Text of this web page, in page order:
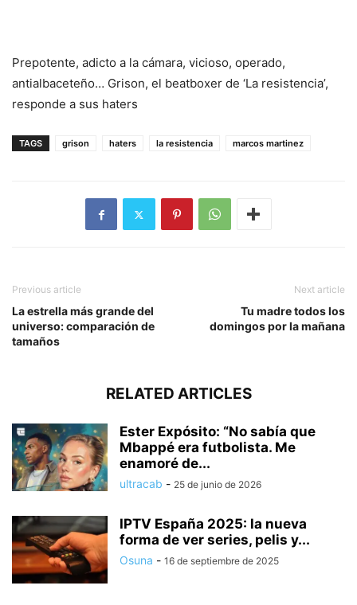
Prepotente, adicto a la cámara, vicioso, operado,
antialbaceteño… Grison, el beatboxer de ‘La resistencia’,
responde a sus haters
TAGS grison haters la resistencia marcos martinez
Previous article
La estrella más grande del
universo: comparación de
tamaños
Next article
Tu madre todos los
domingos por la mañana
RELATED ARTICLES
Ester Expósito: “No sabía que
Mbappé era futbolista. Me
enamoré de...
ultracab - 25 de junio de 2026
IPTV España 2025: la nueva
forma de ver series, pelis y...
Osuna - 16 de septiembre de 2025